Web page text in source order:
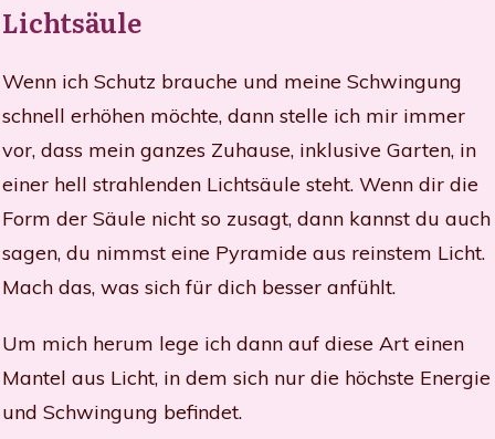
Lichtsäule
Wenn ich Schutz brauche und meine Schwingung
schnell erhöhen möchte, dann stelle ich mir immer
vor, dass mein ganzes Zuhause, inklusive Garten, in
einer hell strahlenden Lichtsäule steht. Wenn dir die
Form der Säule nicht so zusagt, dann kannst du auch
sagen, du nimmst eine Pyramide aus reinstem Licht.
Mach das, was sich für dich besser anfühlt.
Um mich herum lege ich dann auf diese Art einen
Mantel aus Licht, in dem sich nur die höchste Energie
und Schwingung befindet.